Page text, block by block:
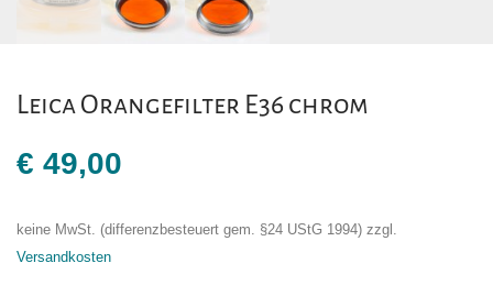
Leica Orangefilter E36 chrom
€ 49,00
keine MwSt. (differenzbesteuert gem. §24 UStG 1994) zzgl.
Versandkosten